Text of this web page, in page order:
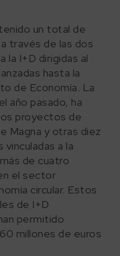
un total de
través de las dos
la I+D dirigidas al
hasta la
de Economía. La
año pasado, ha
proyectos de
Magna y otras diez
a la
de cuatro
el sector
circular. Estos
de I+D
permitido
millones de euros